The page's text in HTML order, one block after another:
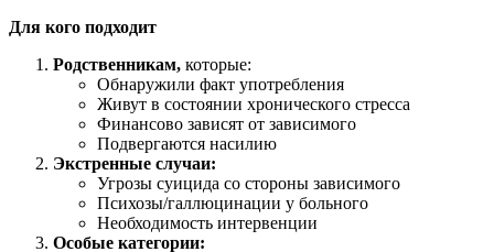
Для кого подходит
Родственникам, которые:
Обнаружили факт употребления
Живут в состоянии хронического стресса
Финансово зависят от зависимого
Подвергаются насилию
Экстренные случаи:
Угрозы суицида со стороны зависимого
Психозы/галлюцинации у больного
Необходимость интервенции
Особые категории: